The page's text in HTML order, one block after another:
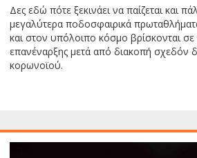
Δες εδώ πότε ξεκινάει να παίζεται και
μεγαλύτερα ποδοσφαιρικά
και στον υπόλοιπο κόσμο βρίσκονται σε
επανέναρξης μετά από διακοπή
κορωνοϊού.